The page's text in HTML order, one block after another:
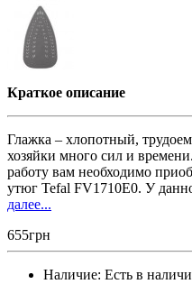
Краткое описание
Глажка – хлопотный,
хозяйки много сил и
работу вам необходимо
утюг Tefal FV1710E0. У
далее...
655грн
Наличие: Есть в